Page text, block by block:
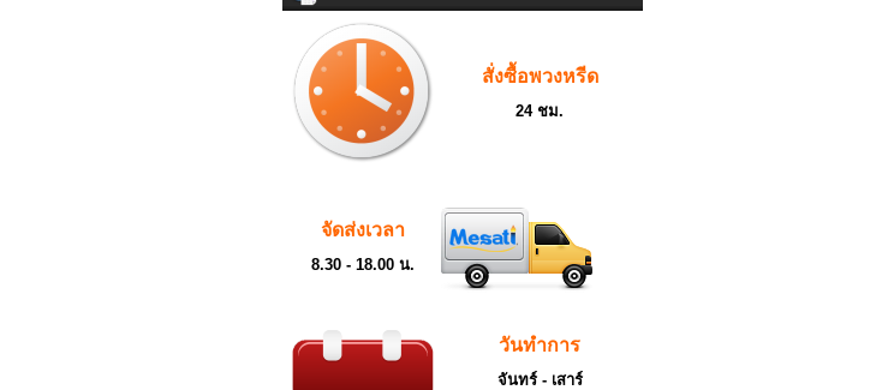
สั่งซื้อพวงหรีด
24 ชม.
จัดส่งเวลา
8.30 - 18.00 น.
วันทำการ
จันทร์ - เสาร์